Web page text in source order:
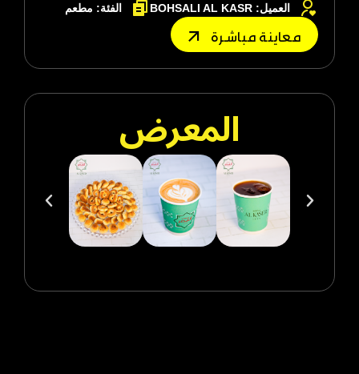
العميل: BOHSALI AL KASR الفئة: مطعم
معاينة مباشرة
المعرض